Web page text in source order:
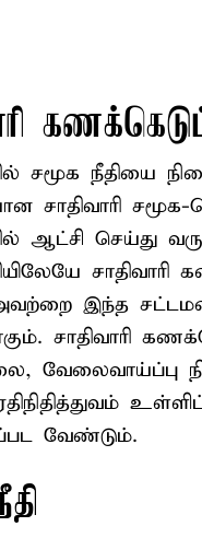
சமூக நீதியை
சாதிவாரி
ஆட்சி செய்து
சாதிவாரி
இந்த
சாதிவாரி
வேலைவாய்ப்பு
வேண்டும்.